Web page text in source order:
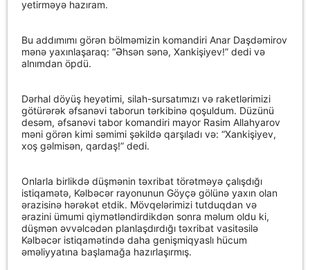
yetirməyə hazıram.
Bu addımımı görən bölməmizin komandiri Anar Daşdəmirov
mənə yaxınlaşaraq: “Əhsən sənə, Xankişiyev!” dedi və
alnımdan öpdü.
Dərhal döyüş heyətimi, silah-sursatımızı və raketlərimizi
götürərək əfsanəvi taborun tərkibinə qoşuldum. Düzünü
desəm, əfsanəvi tabor komandiri mayor Rasim Allahyarov
məni görən kimi səmimi şəkildə qarşıladı və: “Xankişiyev,
xoş gəlmisən, qardaş!” dedi.
Onlarla birlikdə düşmənin təxribat törətməyə çalışdığı
istiqamətə, Kəlbəcər rayonunun Göyçə gölünə yaxın olan
ərazisinə hərəkət etdik. Mövqelərimizi tutduqdan və
ərazini ümumi qiymətləndirdikdən sonra məlum oldu ki,
düşmən əvvəlcədən planlaşdırdığı təxribat vasitəsilə
Kəlbəcər istiqamətində daha genişmiqyaslı hücum
əməliyyatına başlamağa hazırlaşırmış.